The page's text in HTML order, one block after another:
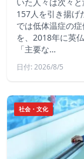
いた人々は次々
157人を引き揚げ
では低体温症の
を、2018年に英
「主要な…
日付: 2026/8/5
社会・文化